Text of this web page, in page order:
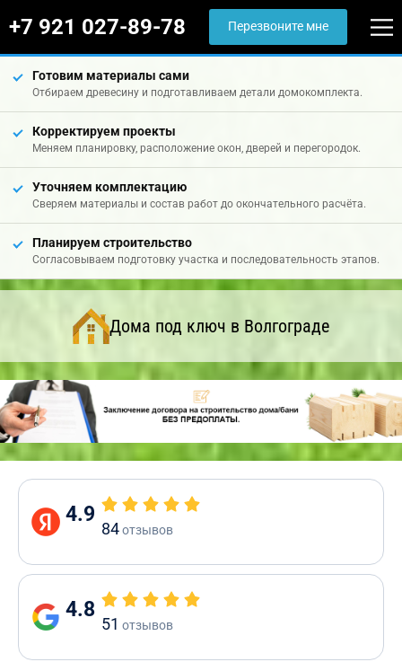
+7 921 027-89-78 Перезвоните мне
Готовим материалы сами
Отбираем древесину и подготавливаем детали домокомплекта.
Корректируем проекты
Меняем планировку, расположение окон, дверей и перегородок.
Уточняем комплектацию
Сверяем материалы и состав работ до окончательного расчёта.
Планируем строительство
Согласовываем подготовку участка и последовательность этапов.
Дома под ключ в Волгограде
4.9
84отзывов
4.8
51 отзывов